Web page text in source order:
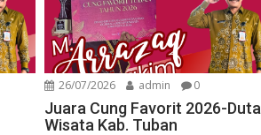
26/07/2026 admin 0
Juara Cung Favorit 2026-Duta
Wisata Kab. Tuban